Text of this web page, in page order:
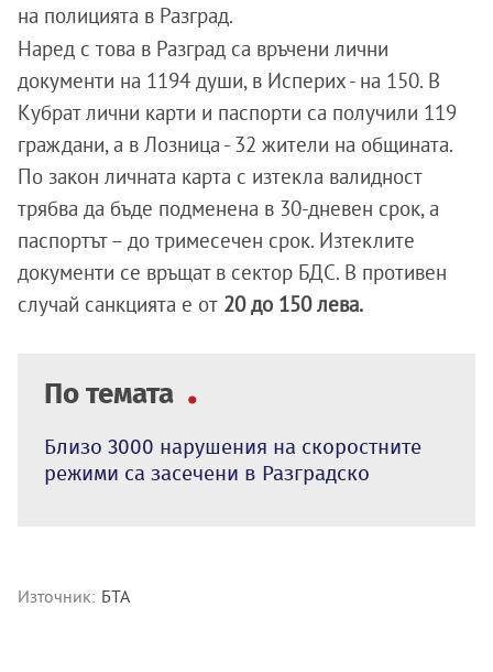
на полицията в Разград.
Наред с това в Разград са връчени лични
документи на 1194 души, в Исперих - на 150. В
Кубрат лични карти и паспорти са получили 119
граждани, а в Лозница - 32 жители на общината.
По закон личната карта с изтекла валидност
трябва да бъде подменена в 30-дневен срок, а
паспортът – до тримесечен срок. Изтеклите
документи се връщат в сектор БДС. В противен
случай санкцията е от 20 до 150 лева.
По темата
Близо 3000 нарушения на скоростните
режими са засечени в Разградско
Източник: БТА